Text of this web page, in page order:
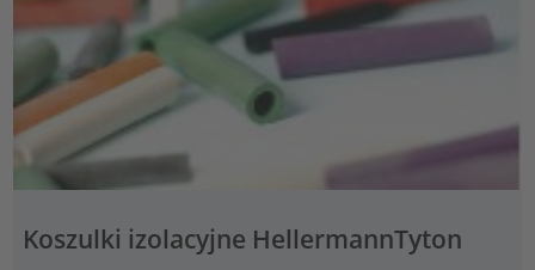
Koszulki izolacyjne HellermannTyton